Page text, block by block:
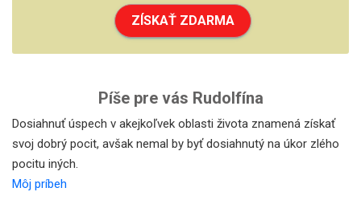
ZÍSKAŤ ZDARMA
Píše pre vás Rudolfína
Dosiahnuť úspech v akejkoľvek oblasti života znamená získať
svoj dobrý pocit, avšak nemal by byť dosiahnutý na úkor zlého
pocitu iných.
Môj príbeh